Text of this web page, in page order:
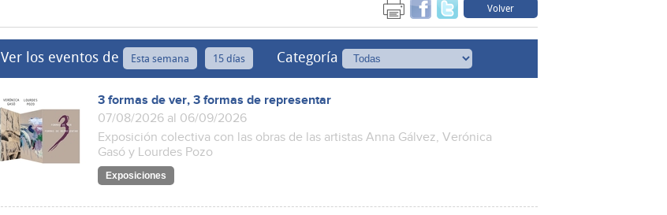
Volver
Ver los eventos de Esta semana 15 días Categoría
3 formas de ver, 3 formas de representar
07/08/2026 al 06/09/2026
Exposición colectiva con las obras de las artistas Anna Gálvez, Verónica
Gasó y Lourdes Pozo
Exposiciones